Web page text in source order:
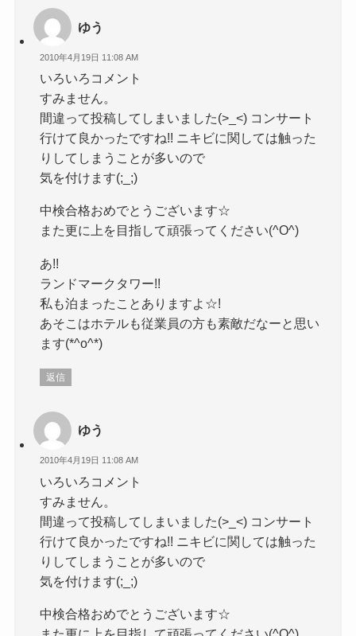
ゆう
2010年4月19日 11:08 AM
いろいろコメント
すみません。
間違って投稿してしまいました(>_<) コンサート
行けて良かったですね!! ニキビに関しては触った
りしてしまうことが多いので
気を付けます(;_;)
中検合格おめでとうございます☆
また更に上を目指して頑張ってください(^O^)
あ!!
ランドマークタワー!!
私も泊まったことありますよ☆!
あそこはホテルも従業員の方も素敵だなーと思い
ます(*^o^*)
返信
ゆう
2010年4月19日 11:08 AM
いろいろコメント
すみません。
間違って投稿してしまいました(>_<) コンサート
行けて良かったですね!! ニキビに関しては触った
りしてしまうことが多いので
気を付けます(;_;)
中検合格おめでとうございます☆